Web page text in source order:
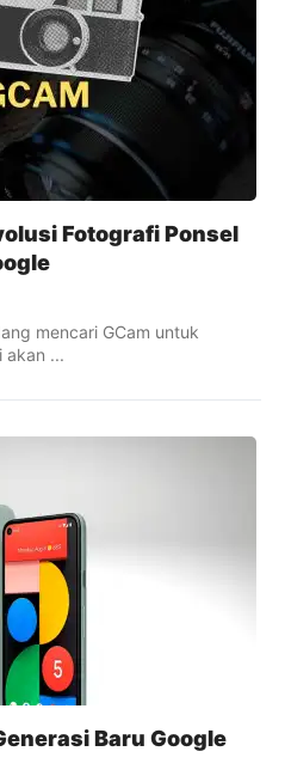
Fotografi Ponsel
mencari GCam untuk
akan ...
Baru Google